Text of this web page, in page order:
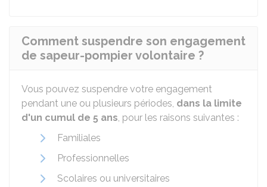
Comment suspendre son engagement
de sapeur-pompier volontaire ?
Vous pouvez suspendre votre engagement
pendant une ou plusieurs périodes, dans la limite
d'un cumul de 5 ans, pour les raisons suivantes :
Familiales
Professionnelles
Scolaires ou universitaires